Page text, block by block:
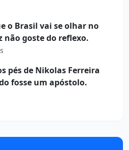
o Brasil vai se olhar no
não goste do reflexo.
pés de Nikolas Ferreira
fosse um apóstolo.